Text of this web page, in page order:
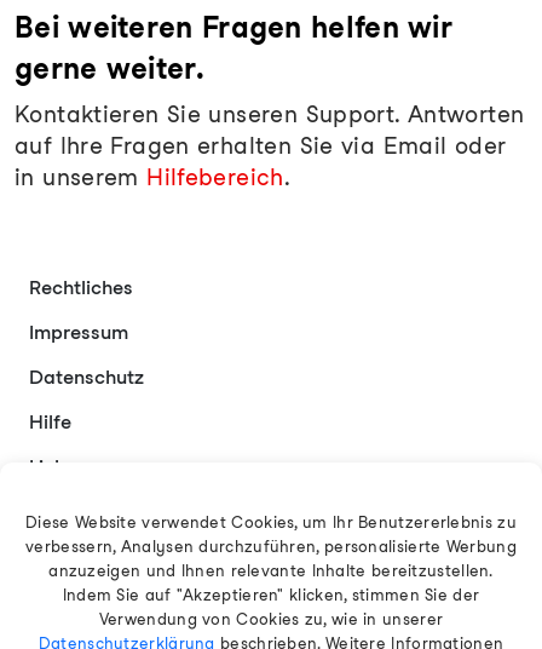
Bei weiteren Fragen helfen wir
gerne weiter.
Kontaktieren Sie unseren Support. Antworten
auf Ihre Fragen erhalten Sie via Email oder
in unserem Hilfebereich.
Rechtliches
Impressum
Datenschutz
Hilfe
Links
Kontakt
Deutsch
Diese Website verwendet Cookies, um Ihr Benutzererlebnis zu
verbessern, Analysen durchzuführen, personalisierte Werbung
anzuzeigen und Ihnen relevante Inhalte bereitzustellen.
Indem Sie auf "Akzeptieren" klicken, stimmen Sie der
Verwendung von Cookies zu, wie in unserer
Datenschutzerklärung beschrieben. Weitere Informationen